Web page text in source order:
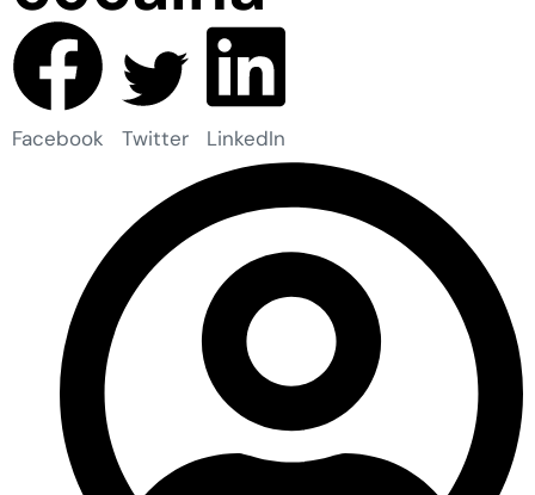
Facebook Twitter LinkedIn